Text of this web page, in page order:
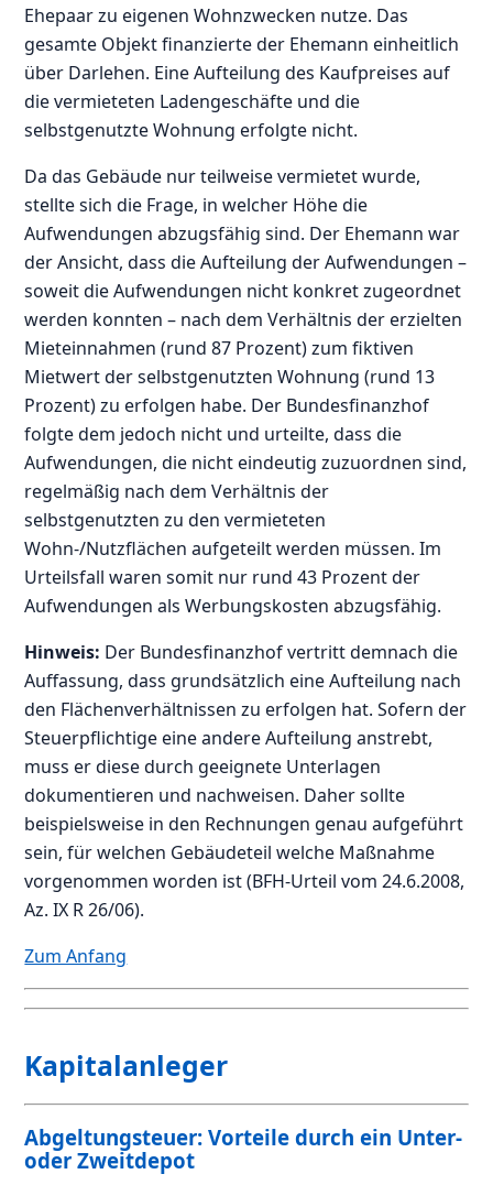
Ehepaar zu eigenen Wohnzwecken nutze. Das
gesamte Objekt finanzierte der Ehemann einheitlich
über Darlehen. Eine Aufteilung des Kaufpreises auf
die vermieteten Ladengeschäfte und die
selbstgenutzte Wohnung erfolgte nicht.
Da das Gebäude nur teilweise vermietet wurde,
stellte sich die Frage, in welcher Höhe die
Aufwendungen abzugsfähig sind. Der Ehemann war
der Ansicht, dass die Aufteilung der Aufwendungen –
soweit die Aufwendungen nicht konkret zugeordnet
werden konnten – nach dem Verhältnis der erzielten
Mieteinnahmen (rund 87 Prozent) zum fiktiven
Mietwert der selbstgenutzten Wohnung (rund 13
Prozent) zu erfolgen habe. Der Bundesfinanzhof
folgte dem jedoch nicht und urteilte, dass die
Aufwendungen, die nicht eindeutig zuzuordnen sind,
regelmäßig nach dem Verhältnis der
selbstgenutzten zu den vermieteten
Wohn-/Nutzflächen aufgeteilt werden müssen. Im
Urteilsfall waren somit nur rund 43 Prozent der
Aufwendungen als Werbungskosten abzugsfähig.
Hinweis: Der Bundesfinanzhof vertritt demnach die
Auffassung, dass grundsätzlich eine Aufteilung nach
den Flächenverhältnissen zu erfolgen hat. Sofern der
Steuerpflichtige eine andere Aufteilung anstrebt,
muss er diese durch geeignete Unterlagen
dokumentieren und nachweisen. Daher sollte
beispielsweise in den Rechnungen genau aufgeführt
sein, für welchen Gebäudeteil welche Maßnahme
vorgenommen worden ist (BFH-Urteil vom 24.6.2008,
Az. IX R 26/06).
Zum Anfang
Kapitalanleger
Abgeltungsteuer: Vorteile durch ein Unter-
oder Zweitdepot